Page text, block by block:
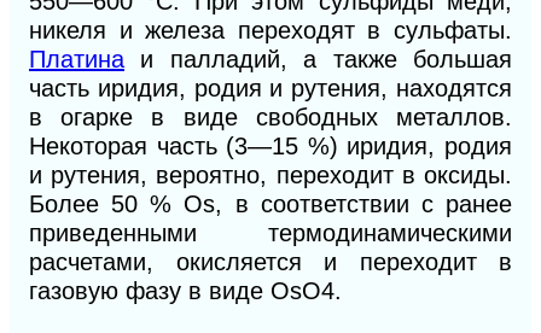
никеля и железа переходят в сульфаты.
Платина и палладий, а также большая
часть иридия, родия и рутения, находятся
в огарке в виде свободных металлов.
Некоторая часть (3—15 %) иридия, родия
и рутения, вероятно, переходит в оксиды.
Более 50 % Os, в соответствии с ранее
приведенными термодинамическими
расчетами, окисляется и переходит в
газовую фазу в виде OsО4.